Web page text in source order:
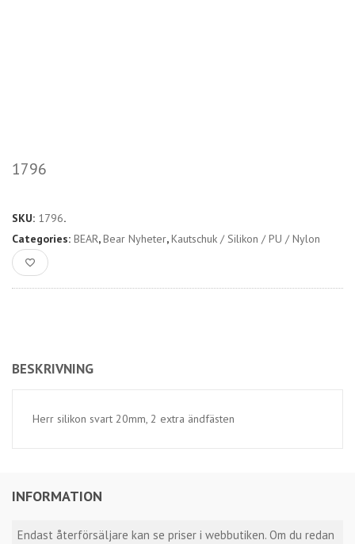
INFORMATION
Endast återförsäljare kan se priser i webbutiken. Om du redan
1796
SKU: 1796.
Categories: BEAR,Bear Nyheter,Kautschuk / Silikon / PU / Nylon
BESKRIVNING
Herr silikon svart 20mm, 2 extra ändfästen